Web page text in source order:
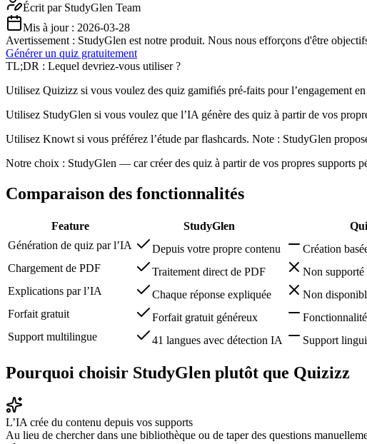
Écrit par StudyGlen Team
Mis à jour : 2026-03-28
Avertissement : StudyGlen est notre produit. Nous nous efforçons d'être
Générer un quiz gratuitement
TL;DR : Lequel devriez-vous utiliser ?
Utilisez Quizizz si vous voulez des quiz gamifiés pré-faits pour l’engagement
Utilisez StudyGlen si vous voulez que l’IA génère des quiz à partir de vos
Utilisez Knowt si vous préférez l’étude par flashcards. Note : StudyGlen
Notre choix : StudyGlen — car créer des quiz à partir de vos propres supports
Comparaison des fonctionnalités
Feature StudyGlen
Génération de quiz par l’IA
Depuis votre propre contenu Création
Chargement de PDF
Traitement direct de PDF Non supporté
Explications par l’IA
Chaque réponse expliquée Non
Forfait gratuit
Forfait gratuit généreux
Support multilingue
41 langues avec détection IA Support
Pourquoi choisir StudyGlen plutôt que Quizizz
L’IA crée du contenu depuis vos supports
Au lieu de chercher dans une bibliothèque ou de taper des questions